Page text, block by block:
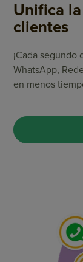
Unifica
clientes
¡Cada segundo
WhatsApp,
en menos